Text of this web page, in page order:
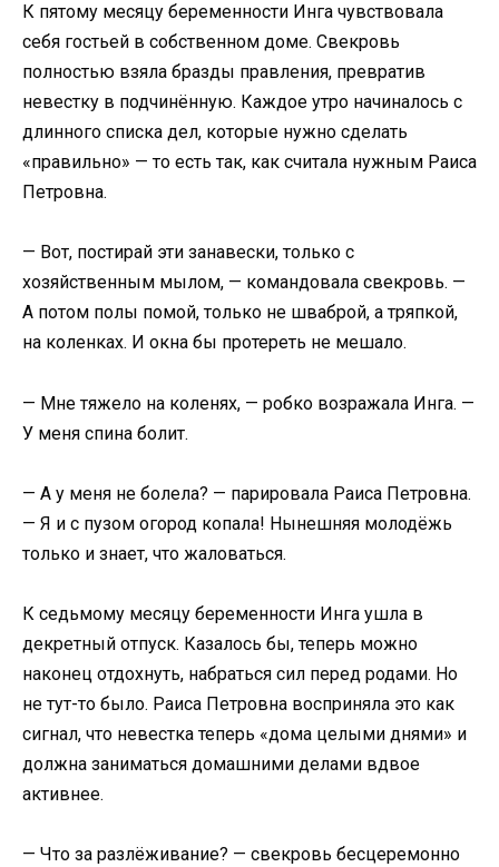
К пятому месяцу беременности Инга чувствовала
себя гостьей в собственном доме. Свекровь
полностью взяла бразды правления, превратив
невестку в подчинённую. Каждое утро начиналось с
длинного списка дел, которые нужно сделать
«правильно» — то есть так, как считала нужным Раиса
Петровна.
— Вот, постирай эти занавески, только с
хозяйственным мылом, — командовала свекровь. —
А потом полы помой, только не шваброй, а тряпкой,
на коленках. И окна бы протереть не мешало.
— Мне тяжело на коленях, — робко возражала Инга. —
У меня спина болит.
— А у меня не болела? — парировала Раиса Петровна.
— Я и с пузом огород копала! Нынешняя молодёжь
только и знает, что жаловаться.
К седьмому месяцу беременности Инга ушла в
декретный отпуск. Казалось бы, теперь можно
наконец отдохнуть, набраться сил перед родами. Но
не тут-то было. Раиса Петровна восприняла это как
сигнал, что невестка теперь «дома целыми днями» и
должна заниматься домашними делами вдвое
активнее.
— Что за разлёживание? — свекровь бесцеремонно